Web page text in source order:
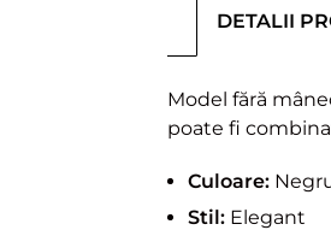
DETALII
Model fără
poate fi
Culoare:
Stil: Elegant